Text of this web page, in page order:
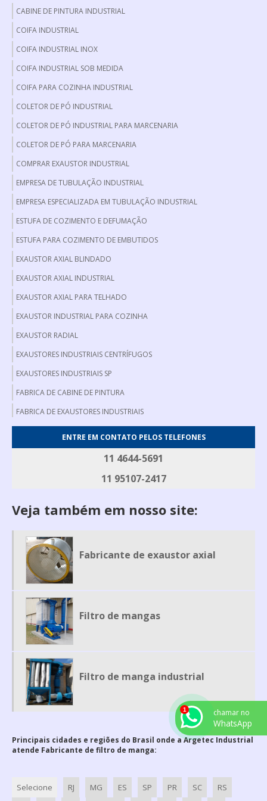
CABINE DE PINTURA INDUSTRIAL
COIFA INDUSTRIAL
COIFA INDUSTRIAL INOX
COIFA INDUSTRIAL SOB MEDIDA
COIFA PARA COZINHA INDUSTRIAL
COLETOR DE PÓ INDUSTRIAL
COLETOR DE PÓ INDUSTRIAL PARA MARCENARIA
COLETOR DE PÓ PARA MARCENARIA
COMPRAR EXAUSTOR INDUSTRIAL
EMPRESA DE TUBULAÇÃO INDUSTRIAL
EMPRESA ESPECIALIZADA EM TUBULAÇÃO INDUSTRIAL
ESTUFA DE COZIMENTO E DEFUMAÇÃO
ESTUFA PARA COZIMENTO DE EMBUTIDOS
EXAUSTOR AXIAL BLINDADO
EXAUSTOR AXIAL INDUSTRIAL
EXAUSTOR AXIAL PARA TELHADO
EXAUSTOR INDUSTRIAL PARA COZINHA
EXAUSTOR RADIAL
EXAUSTORES INDUSTRIAIS CENTRÍFUGOS
EXAUSTORES INDUSTRIAIS SP
FABRICA DE CABINE DE PINTURA
FABRICA DE EXAUSTORES INDUSTRIAIS
FABRICANTE DE FILTRO DE MANGA
GERADOR DE FUMAÇA
MESA DE DESOSSA
MESA DE EMBALAGEM
MESA PARA CORTAR CARNE
ROSCA TRANSPORTADORA EM AÇO INOX
ROTOR PARA EXAUSTOR
ROTOR PARA EXAUSTOR CENTRIFUGO
TUBULAÇÃO DE AR INDUSTRIAL
VENTILADOR CENTRÍFUGO ALTA PRESSÃO
VENTILADOR CENTRIFUGO ALTA VAZÃO
VENTILADORES CENTRÍFUGOS INDUSTRIAIS
EXAUSTOR CENTRIFUGO INDUSTRIAL RADIAL
ESTUFA DE COZIMENTO
ENTRE EM CONTATO PELOS TELEFONES
11 4644-5691
11 95107-2417
Veja também em nosso site:
Fabricante de exaustor axial
Filtro de mangas
Filtro de manga industrial
Principais cidades e regiões do Brasil onde a Argetec Industrial
atende Fabricante de filtro de manga:
Selecione RJ MG ES SP PR SC
RS
chamar no
WhatsApp